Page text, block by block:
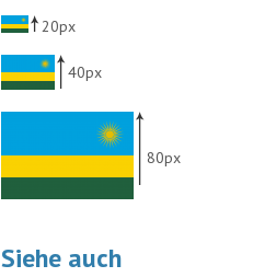
20px
40px
80px
Siehe auch